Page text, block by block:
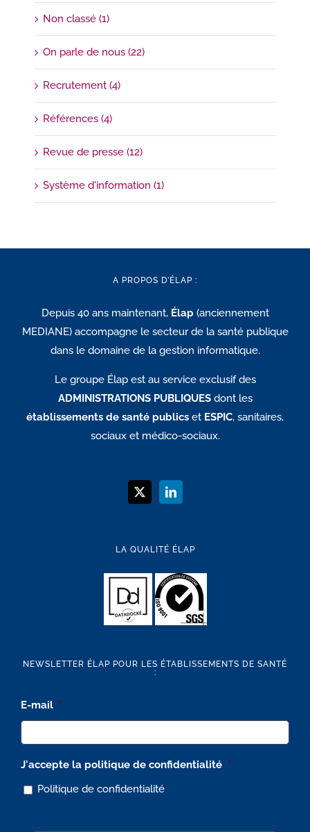
Non classé (1)
On parle de nous (22)
Recrutement (4)
Références (4)
Revue de presse (12)
Système d'information (1)
A PROPOS D’ÉLAP :
Depuis 40 ans maintenant, Élap (anciennement
MEDIANE) accompagne le secteur de la santé publique
dans le domaine de la gestion informatique.
Le groupe Élap est au service exclusif des
ADMINISTRATIONS PUBLIQUESdont les
établissements de santé publics et ESPIC, sanitaires,
sociaux et médico-sociaux.
LA QUALITÉ ÉLAP
NEWSLETTER ÉLAP POUR LES ÉTABLISSEMENTS DE SANTÉ
:
E-mail *
J'accepte la politique de confidentialité *
Politique de confidentialité